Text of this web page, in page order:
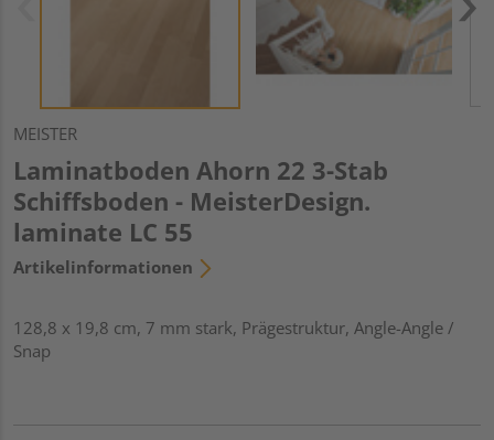
MEISTER
Laminatboden Ahorn 22 3-Stab
Schiffsboden - MeisterDesign.
laminate LC 55
Artikelinformationen
128,8 x 19,8 cm, 7 mm stark, Prägestruktur, Angle-Angle /
Snap